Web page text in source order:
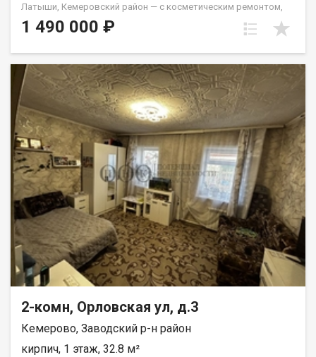
Латыши, Кемеровский район — с косметическим ремонтом,
заезжайте и живите. Звука поездов в квартире не слышно.
Просторные комнаты, удобная планировка, большая
автобус доставляет детей до школы. Цена обсуждаема. АН
«Самолёт Плюс» на рынке недвижимости Кемерово с 2010
года.Полное сопровождение сделки.Гарантия юридической
чистоты сделки.Звоните с 9:00 до 21:00 — ответим на
вопросы и организуем просмотр! Еленец Юлия
1 490 000 ₽
2-комн, Орловская ул, д.3
Кемерово, Заводский р-н район
кирпич, 1 этаж, 32.8 м²